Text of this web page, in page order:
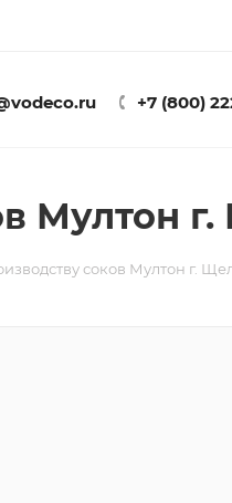
+7 (800)
Мултон
соков Мултон г.